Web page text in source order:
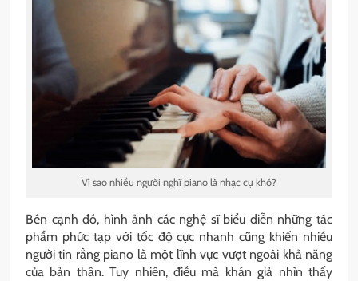
Vì sao nhiều người nghĩ piano là nhạc cụ khó?
Bên cạnh đó, hình ảnh các nghệ sĩ biểu diễn những tác
phẩm phức tạp với tốc độ cực nhanh cũng khiến nhiều
người tin rằng piano là một lĩnh vực vượt ngoài khả năng
của bản thân. Tuy nhiên, điều mà khán giả nhìn thấy